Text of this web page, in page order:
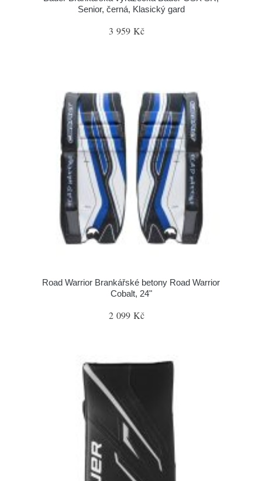
Senior, černá, Klasický gard
3 959 Kč
Road Warrior Brankářské betony Road Warrior
Cobalt, 24"
2 099 Kč